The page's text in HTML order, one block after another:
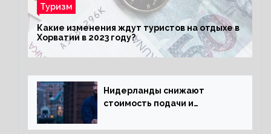
Туризм
Какие изменения ждут туристов на отдыхе в
Хорватии в 2023 году?
Нидерланды снижают
стоимость подачи и
жительство